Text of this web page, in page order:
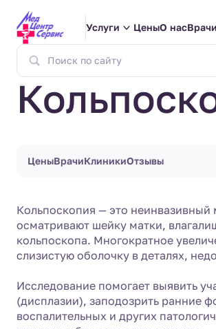
Услуги ЦеныО насВрачи
ЦеныВрачиКлиникиОтзывы
Кольпоскопия — это
осматривают шейку матки,
кольпоскопа. Многократное
слизистую оболочку в деталях,
Исследование помогает выявить
(дисплазии), заподозрить ранние
воспалительных и других